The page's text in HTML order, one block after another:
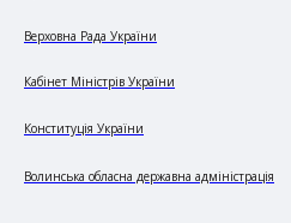
Верховна Рада України
Кабінет Міністрів України
Конституція України
Волинська обласна державна адміністрація